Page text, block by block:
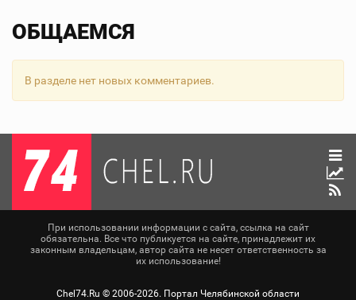
ОБЩАЕМСЯ
В разделе нет новых комментариев.
При использовании информации с сайта, ссылка на сайт
обязательна. Все что публикуется на сайте, принадлежит их
законным владельцам, автор сайта не несет ответственность за
их использование!
Chel74.Ru © 2006-2026. Портал Челябинской области